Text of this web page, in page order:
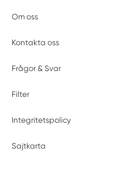
Om oss
Kontakta oss
Frågor & Svar
Filter
Integritetspolicy
Sajtkarta